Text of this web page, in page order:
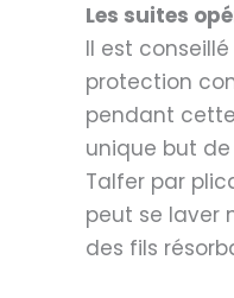
Les suites
Il est
protection
pendant
unique but
Talfer par
peut se laver
des fils